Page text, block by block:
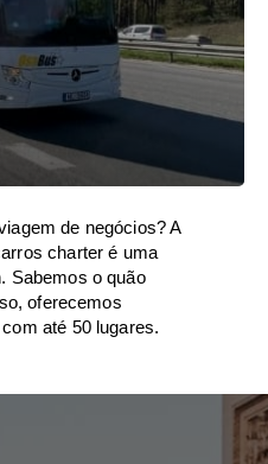
de negócios? A
charter é uma
Sabemos o quão
oferecemos
até 50 lugares.